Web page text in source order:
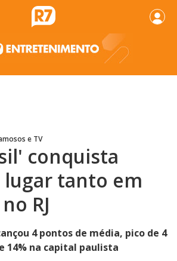
e TV
conquista
lugar tanto em
RJ
4 pontos de média, pico de 4
14% na capital paulista